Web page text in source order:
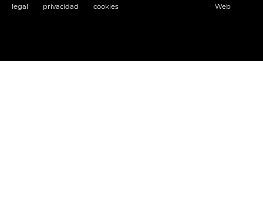
legal
privacidad
cookies
Web